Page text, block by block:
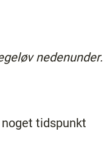
nedenunder.
tidspunkt